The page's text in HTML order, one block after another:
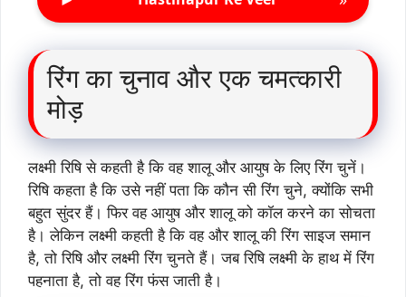
रिंग का चुनाव और एक चमत्कारी
मोड़
लक्ष्मी रिषि से कहती है कि वह शालू और आयुष के लिए रिंग चुनें।
रिषि कहता है कि उसे नहीं पता कि कौन सी रिंग चुने, क्योंकि सभी
बहुत सुंदर हैं। फिर वह आयुष और शालू को कॉल करने का सोचता
है। लेकिन लक्ष्मी कहती है कि वह और शालू की रिंग साइज समान
है, तो रिषि और लक्ष्मी रिंग चुनते हैं। जब रिषि लक्ष्मी के हाथ में रिंग
पहनाता है, तो वह रिंग फंस जाती है।